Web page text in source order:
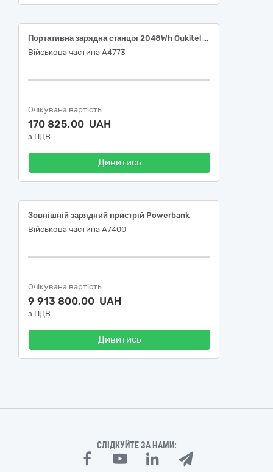
Портативна зарядна станція 2048Wh Oukitel P2400E
Військова частина А4773
Очікувана вартість
170 825,00 UAH
з ПДВ
Дивитись
Зовнішній зарядний пристрій Powerbank
Військова частина А7400
Очікувана вартість
9 913 800,00 UAH
з ПДВ
Дивитись
СЛІДКУЙТЕ ЗА НАМИ: